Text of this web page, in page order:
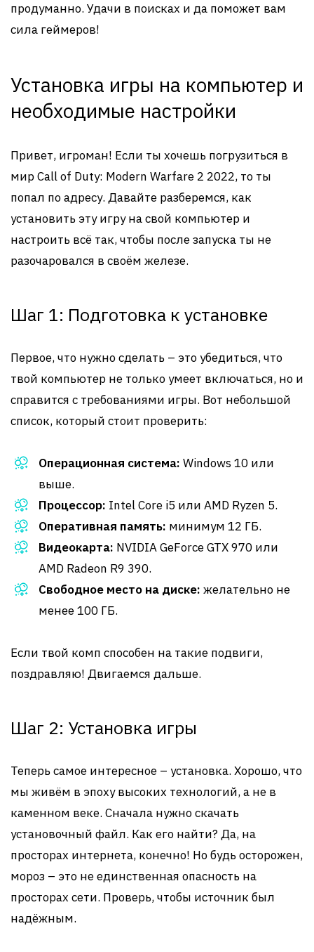
продуманно. Удачи в поисках и да поможет вам
сила геймеров!
Установка игры на компьютер и
необходимые настройки
Привет, игроман! Если ты хочешь погрузиться в
мир Call of Duty: Modern Warfare 2 2022, то ты
попал по адресу. Давайте разберемся, как
установить эту игру на свой компьютер и
настроить всё так, чтобы после запуска ты не
разочаровался в своём железе.
Шаг 1: Подготовка к установке
Первое, что нужно сделать – это убедиться, что
твой компьютер не только умеет включаться, но и
справится с требованиями игры. Вот небольшой
список, который стоит проверить:
Операционная система: Windows 10 или
выше.
Процессор: Intel Core i5 или AMD Ryzen 5.
Оперативная память: минимум 12 ГБ.
Видеокарта: NVIDIA GeForce GTX 970 или
AMD Radeon R9 390.
Свободное место на диске: желательно не
менее 100 ГБ.
Если твой комп способен на такие подвиги,
поздравляю! Двигаемся дальше.
Шаг 2: Установка игры
Теперь самое интересное – установка. Хорошо, что
мы живём в эпоху высоких технологий, а не в
каменном веке. Сначала нужно скачать
установочный файл. Как его найти? Да, на
просторах интернета, конечно! Но будь осторожен,
мороз – это не единственная опасность на
просторах сети. Проверь, чтобы источник был
надёжным.